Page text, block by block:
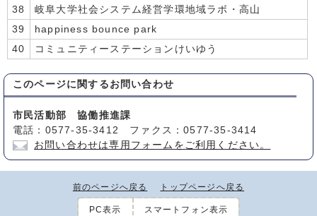
38
岐阜大学社会システム経営学環地域ラボ・高山
39
happiness bounce park
40
コミュニティーステーションけいゆう
このページに関する お問い合わせ
市民活動部 協働推進課
電話：0577-35-3412 ファクス：0577-35-3414
お問い合わせは専用フォームをご利用ください。
前のページへ戻る トップページへ戻る
PC表示 スマートフォン表示